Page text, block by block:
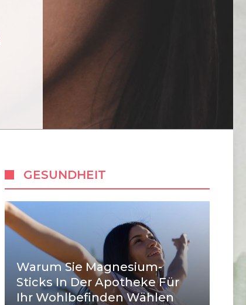
GESUNDHEIT
Warum Sie Magnesium-
Sticks In Der Apotheke Für
Ihr Wohlbefinden Wählen